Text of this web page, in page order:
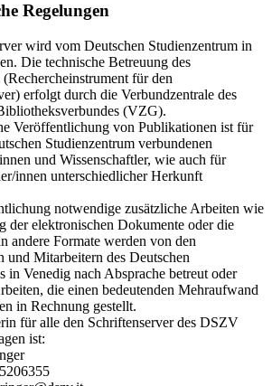
Regelungen
wird vom Deutschen Studienzentrum in
Die technische Betreuung des
für den
erfolgt durch die Verbundzentrale des
(VZG).
Veröffentlichung von Publikationen ist für
Studienzentrum verbundenen
und Wissenschaftler, wie auch für
innen unterschiedlicher Herkunft
notwendige zusätzliche Arbeiten wie
der elektronischen Dokumente oder die
andere Formate werden von den
und Mitarbeitern des Deutschen
in Venedig nach Absprache betreut oder
die einen bedeutenden Mehraufwand
in Rechnung gestellt.
für alle den Schriftenserver des DSZV
ist: